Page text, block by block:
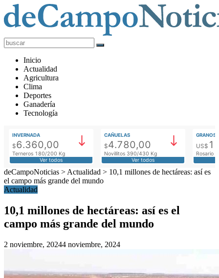
deCampoNoticias
Actualidad
Agropecuaria
Inicio
Actualidad
Agricultura
Clima
Deportes
Ganadería
Tecnología
INVERNADA
$6.360,00
Terneros 180/200 Kg
Ver todos
CAÑUELAS
$4.780,00
Novillitos 390/430 Kg
Ver todos
GRANOS
US$
Rosario
deCampoNoticias > Actualidad > 10,1 millones de hectáreas: así es
el campo más grande del mundo
Actualidad
10,1 millones de hectáreas: así es el
campo más grande del mundo
2 noviembre, 20244 noviembre, 2024